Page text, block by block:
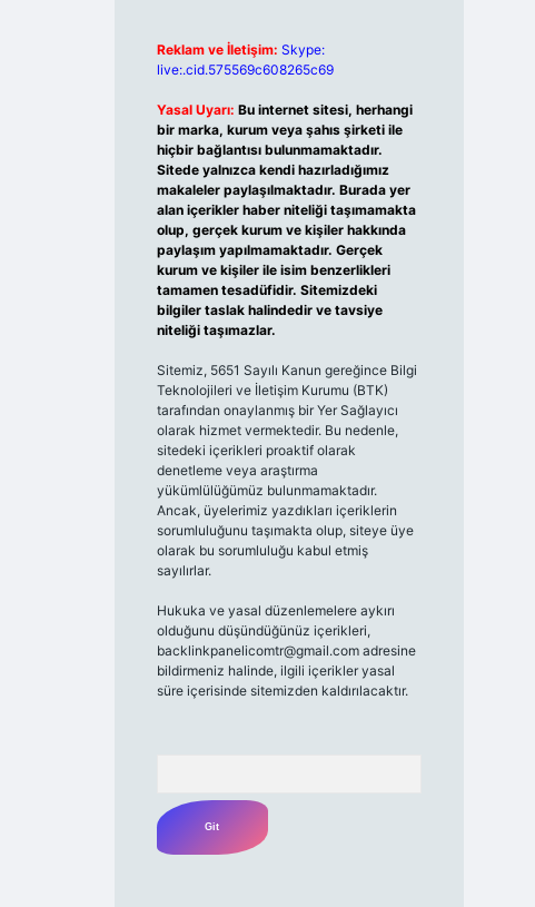
Reklam ve İletişim: Skype:
live:.cid.575569c608265c69
Yasal Uyarı: Bu internet sitesi, herhangi
bir marka, kurum veya şahıs şirketi ile
hiçbir bağlantısı bulunmamaktadır.
Sitede yalnızca kendi hazırladığımız
makaleler paylaşılmaktadır. Burada yer
alan içerikler haber niteliği taşımamakta
olup, gerçek kurum ve kişiler hakkında
paylaşım yapılmamaktadır. Gerçek
kurum ve kişiler ile isim benzerlikleri
tamamen tesadüfidir. Sitemizdeki
bilgiler taslak halindedir ve tavsiye
niteliği taşımazlar.
Sitemiz, 5651 Sayılı Kanun gereğince Bilgi
Teknolojileri ve İletişim Kurumu (BTK)
tarafından onaylanmış bir Yer Sağlayıcı
olarak hizmet vermektedir. Bu nedenle,
sitedeki içerikleri proaktif olarak
denetleme veya araştırma
yükümlülüğümüz bulunmamaktadır.
Ancak, üyelerimiz yazdıkları içeriklerin
sorumluluğunu taşımakta olup, siteye üye
olarak bu sorumluluğu kabul etmiş
sayılırlar.
Hukuka ve yasal düzenlemelere aykırı
olduğunu düşündüğünüz içerikleri,
backlinkpanelicomtr@gmail.comadresine
bildirmeniz halinde, ilgili içerikler yasal
süre içerisinde sitemizden kaldırılacaktır.